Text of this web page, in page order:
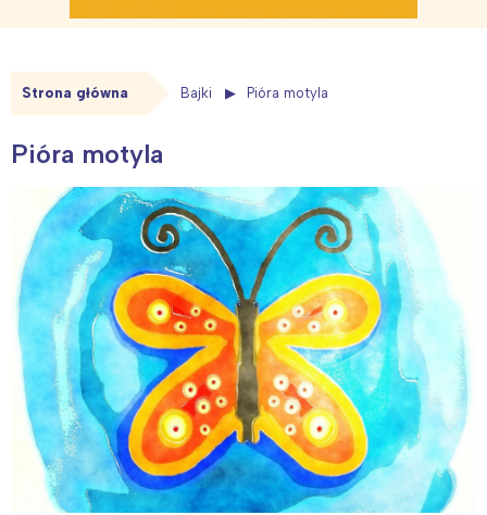
Strona główna Bajki Pióra motyla
Pióra motyla